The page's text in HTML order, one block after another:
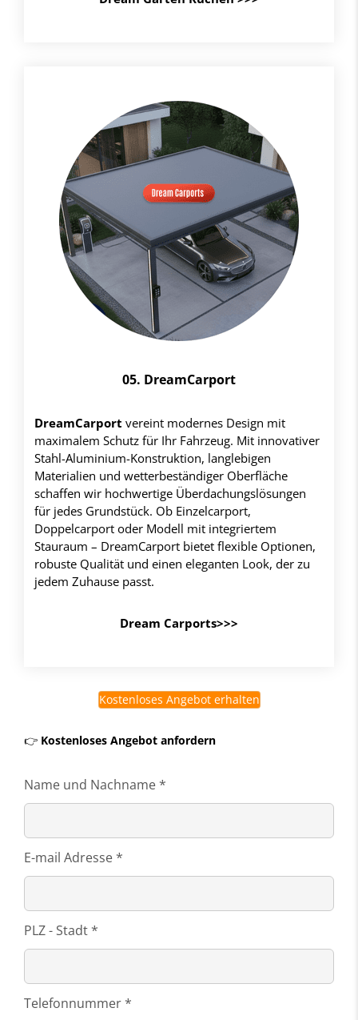
05. DreamCarport
DreamCarport vereint modernes Design mit
maximalem Schutz für Ihr Fahrzeug. Mit innovativer
Stahl-Aluminium-Konstruktion, langlebigen
Materialien und wetterbeständiger Oberfläche
schaffen wir hochwertige Überdachungslösungen
für jedes Grundstück. Ob Einzelcarport,
Doppelcarport oder Modell mit integriertem
Stauraum – DreamCarport bietet flexible Optionen,
robuste Qualität und einen eleganten Look, der zu
jedem Zuhause passt.
Dream Carports>>>
Kostenloses Angebot erhalten
👉 Kostenloses Angebot anfordern
Name und Nachname *
E-mail Adresse *
PLZ - Stadt *
Telefonnummer *